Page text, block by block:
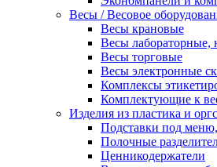
Весы / Весовое
Весы крановые
Весы лабораторные,
Весы торговые
Весы электронные
Комплексы
Комплектующие к
Изделия из пластика и
Подставки под
Полочные
Ценникодержатели